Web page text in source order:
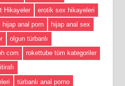
Hikayeler
erotik sex hikayeleri
hijap anal porn
hijap anal sex
olgun türbanlı
com
rokettube tüm kategoriler
türbanlı anal porno